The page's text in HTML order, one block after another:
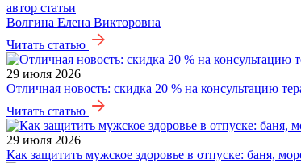
автор статьи
Волгина Елена Викторовна
Читать статью
29 июля 2026
Отличная новость: скидка 20 % на консультацию
Читать статью
29 июля 2026
Как защитить мужское здоровье в отпуске: баня,